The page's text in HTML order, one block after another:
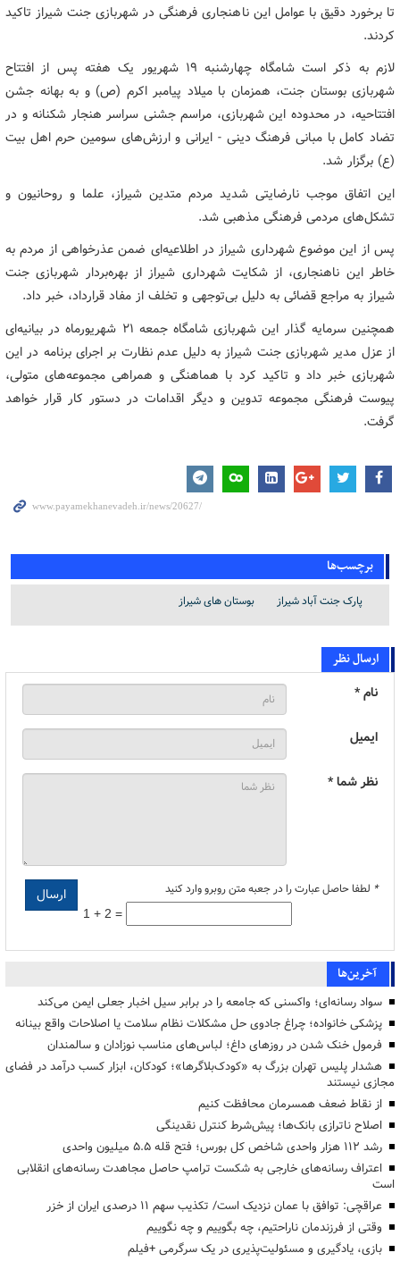
تا برخورد دقیق با عوامل این ناهنجاری فرهنگی در شهربازی جنت شیراز تاکید
کردند.
لازم به ذکر است شامگاه چهارشنبه ۱۹ شهریور یک هفته پس از افتتاح
شهربازی بوستان جنت، همزمان با میلاد پیامبر اکرم (ص) و به بهانه جشن
افتتاحیه، در محدوده این شهربازی، مراسم جشنی سراسر هنجار شکنانه و در
تضاد کامل با مبانی فرهنگ دینی - ایرانی و ارزش‌های سومین حرم اهل بیت
(ع) برگزار شد.
این اتفاق موجب نارضایتی شدید مردم متدین شیراز، علما و روحانیون و
تشکل‌های مردمی فرهنگی مذهبی شد.
پس از این موضوع شهرداری شیراز در اطلاعیه‌ای ضمن عذرخواهی از مردم به
خاطر این ناهنجاری، از شکایت شهرداری شیراز از بهره‌بردار شهربازی جنت
شیراز به مراجع قضائی به دلیل بی‌توجهی و تخلف از مفاد قرارداد، خبر داد.
همچنین سرمایه گذار این شهربازی شامگاه جمعه ۲۱ شهریورماه در بیانیه‌ای
از عزل مدیر شهربازی جنت شیراز به دلیل عدم نظارت بر اجرای برنامه در این
شهربازی خبر داد و تاکید کرد با هماهنگی و همراهی مجموعه‌های متولی،
پیوست فرهنگی مجموعه تدوین و دیگر اقدامات در دستور کار قرار خواهد
گرفت.
برچسب‌ها
پارک جنت آباد شیراز بوستان های شیراز
ارسال نظر
نام *
ایمیل
نظر شما *
* لطفا حاصل عبارت را در جعبه متن روبرو وارد کنید
1 + 2 =
آخرین‌ها
سواد رسانه‌ای؛ واکسنی که جامعه را در برابر سیل اخبار جعلی ایمن می‌کند
پزشکی خانواده؛ چراغ جادوی حل مشکلات نظام سلامت یا اصلاحات واقع بینانه
فرمول خنک شدن در روزهای داغ؛ لباس‌های مناسب نوزادان و سالمندان
هشدار پلیس تهران بزرگ به «کودک‌بلاگرها»؛ کودکان، ابزار کسب درآمد در فضای
مجازی نیستند
از نقاط ضعف همسرمان محافظت کنیم
اصلاح ناترازی بانک‌ها؛ پیش‌شرط کنترل نقدینگی
رشد ۱۱۲ هزار واحدی شاخص کل بورس؛ فتح قله ۵.۵ میلیون واحدی
اعتراف رسانه‌های خارجی به شکست ترامپ حاصل مجاهدت رسانه‌های انقلابی
است
عراقچی: توافق با عمان نزدیک است/ تکذیب سهم ۱۱ درصدی ایران از خزر
وقتی از فرزندمان ناراحتیم، چه بگوییم و چه نگوییم
بازی، یادگیری و مسئولیت‌پذیری در یک سرگرمی +فیلم